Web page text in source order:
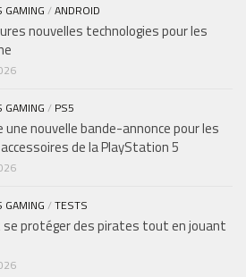
GAMING /ANDROID
nouvelles technologies pour les
GAMING / PS5
une nouvelle bande-annonce pour les
de la PlayStation 5
GAMING /TESTS
protéger des pirates tout en jouant